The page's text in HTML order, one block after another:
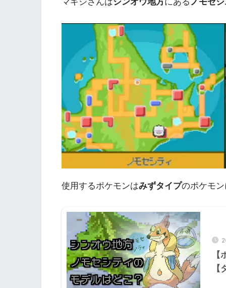
使用するポケモンはみずタイプのポケモ